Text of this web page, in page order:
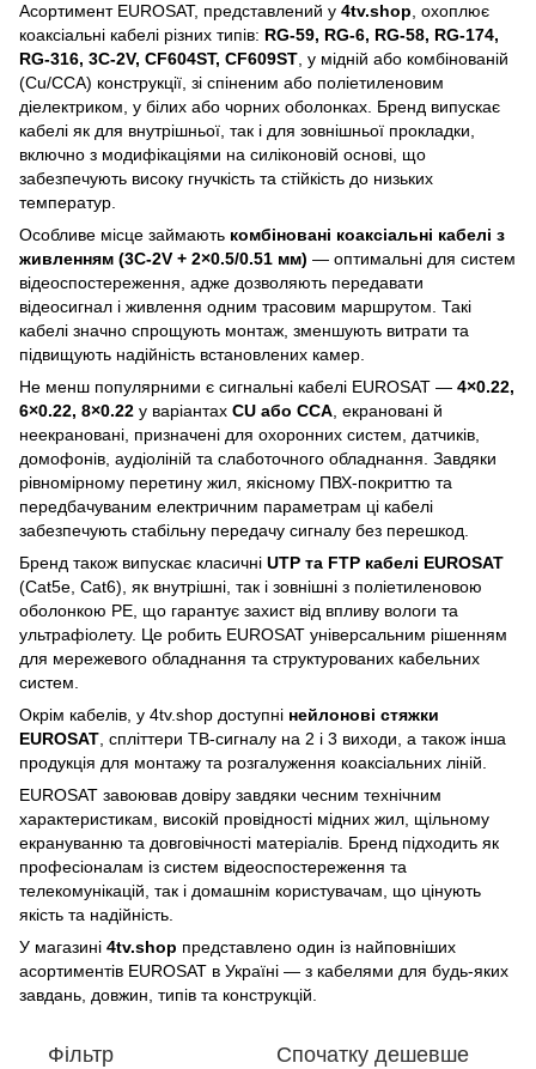
Асортимент EUROSAT, представлений у 4tv.shop, охоплює
коаксіальні кабелі різних типів: RG-59, RG-6, RG-58, RG-174,
RG-316, 3C-2V, CF604ST, CF609ST, у мідній або комбінованій
(Cu/CCA) конструкції, зі спіненим або поліетиленовим
діелектриком, у білих або чорних оболонках. Бренд випускає
кабелі як для внутрішньої, так і для зовнішньої прокладки,
включно з модифікаціями на силіконовій основі, що
забезпечують високу гнучкість та стійкість до низьких
температур.
Особливе місце займають комбіновані коаксіальні кабелі з
живленням (3C-2V + 2×0.5/0.51 мм) — оптимальні для систем
відеоспостереження, адже дозволяють передавати
відеосигнал і живлення одним трасовим маршрутом. Такі
кабелі значно спрощують монтаж, зменшують витрати та
підвищують надійність встановлених камер.
Не менш популярними є сигнальні кабелі EUROSAT — 4×0.22,
6×0.22, 8×0.22 у варіантах CU або CCA, екрановані й
неекрановані, призначені для охоронних систем, датчиків,
домофонів, аудіоліній та слаботочного обладнання. Завдяки
рівномірному перетину жил, якісному ПВХ-покриттю та
передбачуваним електричним параметрам ці кабелі
забезпечують стабільну передачу сигналу без перешкод.
Бренд також випускає класичні UTP та FTP кабелі EUROSAT
(Cat5e, Cat6), як внутрішні, так і зовнішні з поліетиленовою
оболонкою PE, що гарантує захист від впливу вологи та
ультрафіолету. Це робить EUROSAT універсальним рішенням
для мережевого обладнання та структурованих кабельних
систем.
Окрім кабелів, у 4tv.shop доступні нейлонові стяжки
EUROSAT, спліттери ТВ-сигналу на 2 і 3 виходи, а також інша
продукція для монтажу та розгалуження коаксіальних ліній.
EUROSAT завоював довіру завдяки чесним технічним
характеристикам, високій провідності мідних жил, щільному
екрануванню та довговічності матеріалів. Бренд підходить як
професіоналам із систем відеоспостереження та
телекомунікацій, так і домашнім користувачам, що цінують
якість та надійність.
У магазині 4tv.shop представлено один із найповніших
асортиментів EUROSAT в Україні — з кабелями для будь-яких
завдань, довжин, типів та конструкцій.
Фільтр Спочатку дешевше